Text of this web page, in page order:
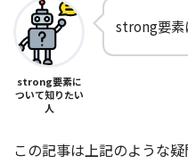
strong要素に
ついて知りたい
人
strong要素
この記事は上記のような